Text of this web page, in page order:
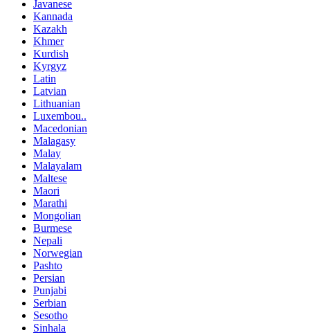
Javanese
Kannada
Kazakh
Khmer
Kurdish
Kyrgyz
Latin
Latvian
Lithuanian
Luxembou..
Macedonian
Malagasy
Malay
Malayalam
Maltese
Maori
Marathi
Mongolian
Burmese
Nepali
Norwegian
Pashto
Persian
Punjabi
Serbian
Sesotho
Sinhala